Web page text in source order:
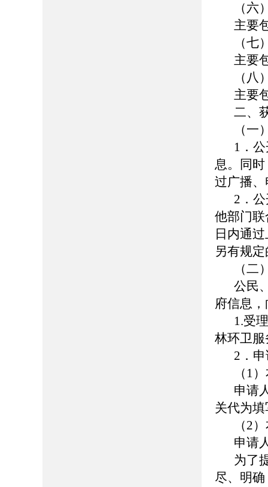
（六
主要
（七
主要
（八
主要
二、
（一
1．
息。同
过广播
2．
他部门
日内通
另有规
（二
公民
府信息
1.受
林环卫
2．
（1
申请
关代为
（2
申请
为了
尽、明